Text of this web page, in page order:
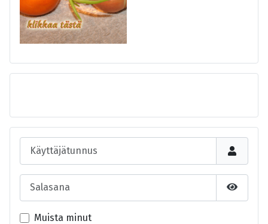
Käyttäjätunnus
Salasana
Näytä
Muista minut